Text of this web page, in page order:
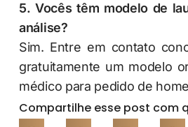
5. Vocês têm modelo de
análise?
Sim. Entre em contato
gratuitamente um modelo
médico para pedido de
Compartilhe esse post com